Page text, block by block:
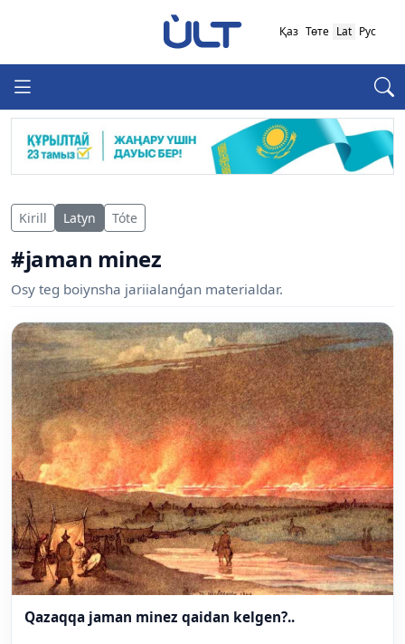
Қаз Төте Lat Рус
Kirill Latyn Tóte
#jaman minez
Osy teg boiynsha jariialanǵan materialdar.
Qazaqqa jaman minez qaidan kelgen?..